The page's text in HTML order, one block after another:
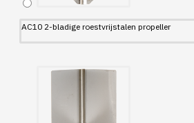
AC10 2-bladige roestvrijstalen propeller